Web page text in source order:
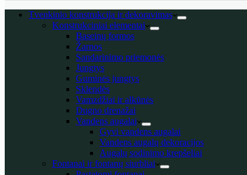
Tvenkinio konstrukcija ir dekoravimas
Konstrukciniai elementai
Baseinų formos
Žarnos
Sandarinimo priemonės
Jungtys
Guminės jungtys
Sklendės
Vamzdžiai ir alkūnės
Dugno drenažai
Vandens augalai
Gyvi vandens augalai
Vandens augalų dekoracijos
Augalų sodinimo krepšeliai
Fontanai ir fontanų siurbliai